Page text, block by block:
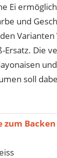
Ei
und
Ersatz. Die
soll
zum